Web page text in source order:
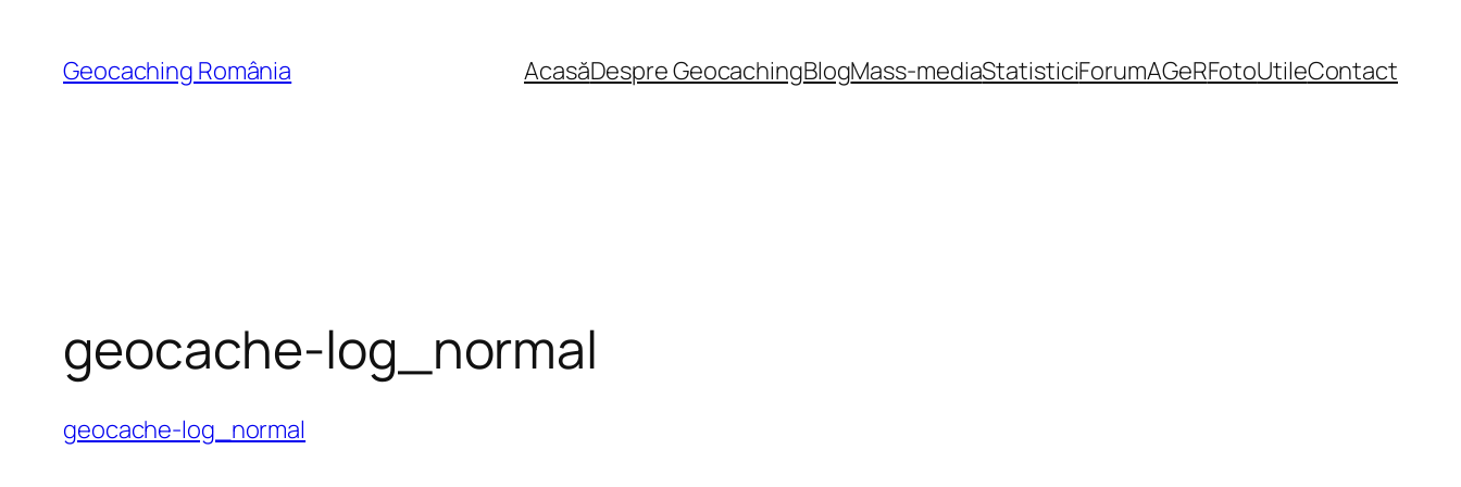
content
Geocaching România AcasăDespre GeocachingBlogMass-mediaStatisticiForumAGeRFotoUtileContact
geocache-log_normal
geocache-log_normal